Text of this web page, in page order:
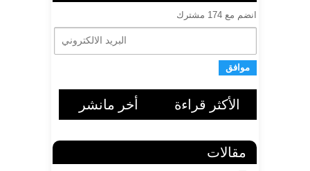
انضم مع 174 مشترك
ا
ب
ي
د
ل
ت
الأكثر قراءة أخر مانشر
مقالات